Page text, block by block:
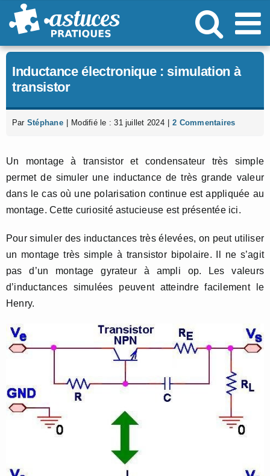
Passer
au
Inductance électronique : simulation à
transistor
Par Stéphane Modifié le : 31 juillet 2024 2 Commentaires
Un montage à transistor et condensateur très simple
permet de simuler une inductance de très grande valeur
dans le cas où une polarisation continue est appliquée au
montage. Cette curiosité astucieuse est présentée ici.
Pour simuler des inductances très élevées, on peut utiliser
un montage très simple à transistor bipolaire. Il ne s’agit
pas d’un montage gyrateur à ampli op. Les valeurs
d’inductances simulées peuvent atteindre facilement le
Henry.